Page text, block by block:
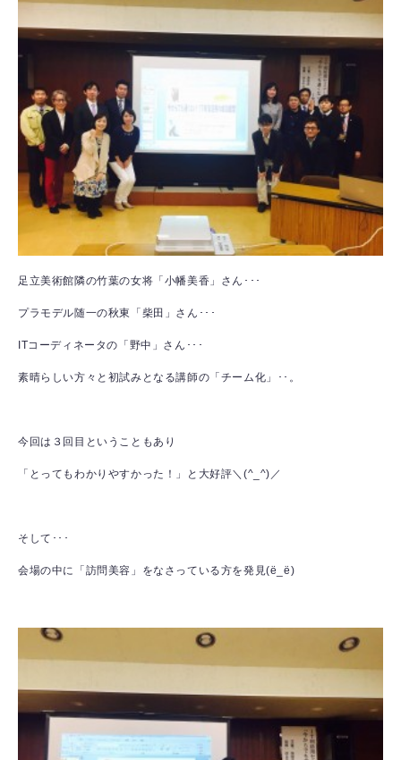
足立美術館隣の竹葉の女将「小幡美香」さん･･･
プラモデル随一の秋東「柴田」さん･･･
ITコーディネータの「野中」さん･･･
素晴らしい方々と初試みとなる講師の「チーム化」･･。
今回は３回目ということもあり
「とってもわかりやすかった！」と大好評＼(^_^)／
そして･･･
会場の中に「訪問美容」をなさっている方を発見(ё_ё)